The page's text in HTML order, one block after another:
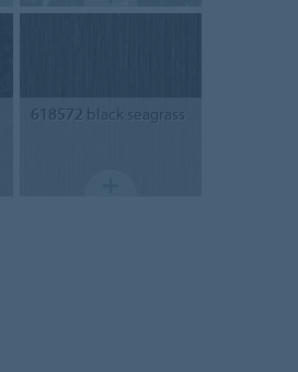
618572 black seagrass